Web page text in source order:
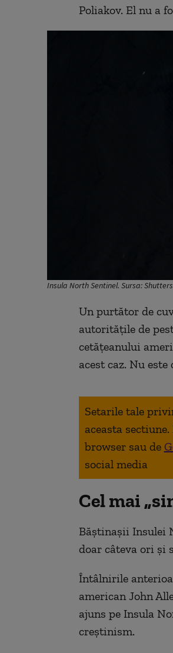
Poliakov. El nu a
Insula North Sentinel. Sursa:
Un purtător de
autoritățile de
cetățeanului
acest caz. Nu
Setarile tale
aceasta
browser sau de
social media
Cel mai
Băștinașii Insulei
doar câteva ori și
Întâlnirile
american John
ajuns pe Insula
creștinism.